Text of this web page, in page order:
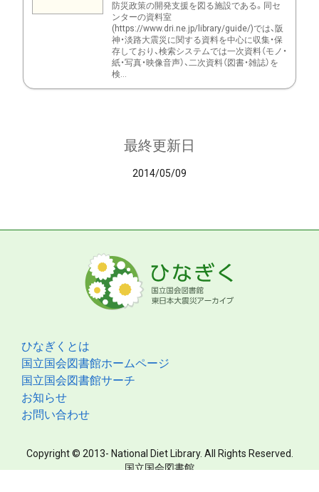
防災政策の開発支援を図る施設である。同セ
ンターの資料室
(https://www.dri.ne.jp/library/guide/)では、阪
神・淡路大震災に関する資料を中心に収集・保
存しており、検索システムでは一次資料（モノ・
紙・写真・映像音声）、二次資料（図書・雑誌）を
検...
最終更新日
2014/05/09
ひなぎくとは
国立国会図書館ホームページ
国立国会図書館サーチ
お知らせ
お問い合わせ
Copyright © 2013- National Diet Library. All Rights Reserved.